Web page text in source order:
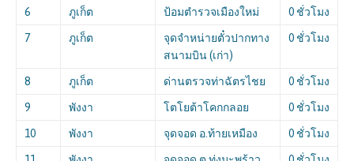
6 ภูเก็ต ป้อมตำรวจเมืองใหม่ 0 ชั่วโมง
7 ภูเก็ต
จุดจำหน่ายตั๋วปากทาง
สนามบิน (เก่า)
0 ชั่วโมง
8 ภูเก็ต ด่านตรวจท่าฉัตรไชย 0 ชั่วโมง
9 พังงา โตโยต้าโคกกลอย 0 ชั่วโมง
10 พังงา จุดจอด อ.ท้ายเหมือง 0 ชั่วโมง